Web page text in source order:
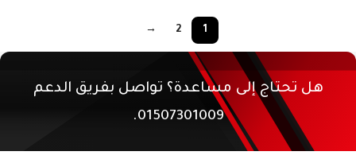
1
2
→
هل تحتاج إلى مساعدة؟ تواصل بفريق الدعم
01507301009.